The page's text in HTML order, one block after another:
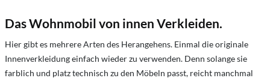
Das Wohnmobil von innen Verkleiden.
Hier gibt es mehrere Arten des Herangehens. Einmal die originale
Innenverkleidung einfach wieder zu verwenden. Denn solange sie
farblich und platz technisch zu den Möbeln passt, reicht manchmal